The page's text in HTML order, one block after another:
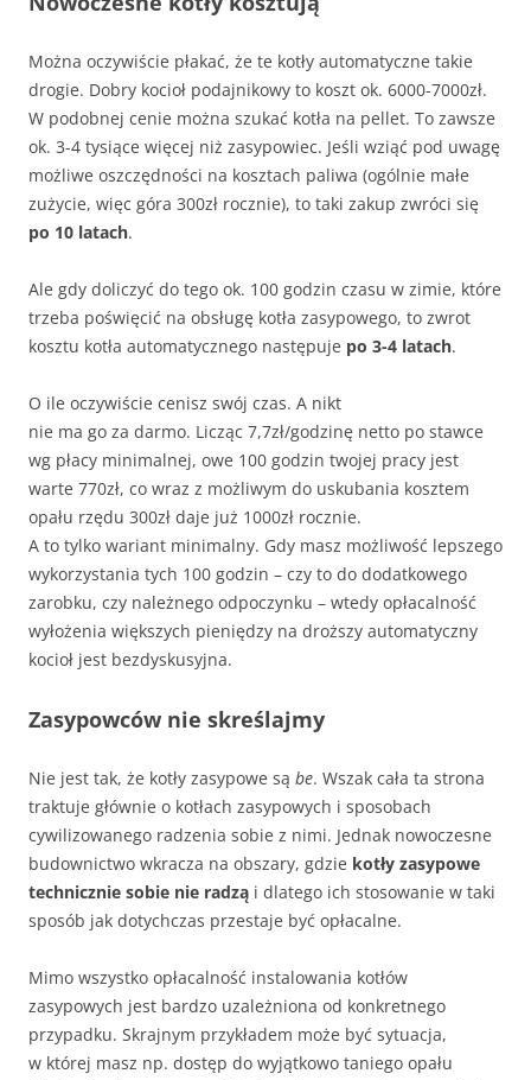
Można oczywiście płakać, że te kotły automatyczne takie
drogie. Dobry kocioł podajnikowy to koszt ok. 6000-7000zł.
W podobnej cenie można szukać kotła na pellet. To zawsze
ok. 3-4 tysiące więcej niż zasypowiec. Jeśli wziąć pod uwagę
możliwe oszczędności na kosztach paliwa (ogólnie małe
zużycie, więc góra 300zł rocznie), to taki zakup zwróci się
po 10 latach.
Ale gdy doliczyć do tego ok. 100 godzin czasu w zimie, które
trzeba poświęcić na obsługę kotła zasypowego, to zwrot
kosztu kotła automatycznego następuje po 3-4 latach.
O ile oczywiście cenisz swój czas. A nikt
nie ma go za darmo. Licząc 7,7zł/godzinę netto po stawce
wg płacy minimalnej, owe 100 godzin twojej pracy jest
warte 770zł, co wraz z możliwym do uskubania kosztem
opału rzędu 300zł daje już 1000zł rocznie.
A to tylko wariant minimalny. Gdy masz możliwość lepszego
wykorzystania tych 100 godzin – czy to do dodatkowego
zarobku, czy należnego odpoczynku – wtedy opłacalność
wyłożenia większych pieniędzy na droższy automatyczny
kocioł jest bezdyskusyjna.
Zasypowców nie skreślajmy
Nie jest tak, że kotły zasypowe są be. Wszak cała ta strona
traktuje głównie o kotłach zasypowych i sposobach
cywilizowanego radzenia sobie z nimi. Jednak nowoczesne
budownictwo wkracza na obszary, gdzie kotły zasypowe
technicznie sobie nie radzą i dlatego ich stosowanie w taki
sposób jak dotychczas przestaje być opłacalne.
Mimo wszystko opłacalność instalowania kotłów
zasypowych jest bardzo uzależniona od konkretnego
przypadku. Skrajnym przykładem może być sytuacja,
w której masz np. dostęp do wyjątkowo taniego opału